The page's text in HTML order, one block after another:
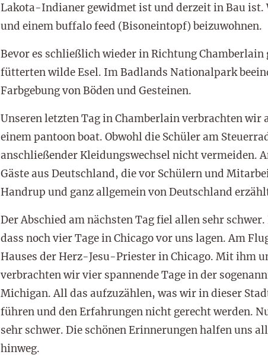
Lakota-Indianer gewidmet ist und derzeit in Bau ist.
und einem buffalo feed (Bisoneintopf) beizuwohnen.
Bevor es schließlich wieder in Richtung
fütterten wilde Esel. Im Badlands Nationalpark
Farbgebung von Böden und Gesteinen.
Unseren letzten Tag in Chamberlain verbrachten
einem pantoon boat. Obwohl die Schüler am
anschließender Kleidungswechsel nicht vermeiden.
Gäste aus Deutschland, die vor Schülern und
Handrup und ganz allgemein von Deutschland
Der Abschied am nächsten Tag fiel allen sehr
dass noch vier Tage in Chicago vor uns lagen. Am
Hauses der Herz-Jesu-Priester in Chicago. Mit ihm
verbrachten wir vier spannende Tage in der
Michigan. All das aufzuzählen, was wir in dieser
führen und den Erfahrungen nicht gerecht werden.
sehr schwer. Die schönen Erinnerungen halfen uns
hinweg.